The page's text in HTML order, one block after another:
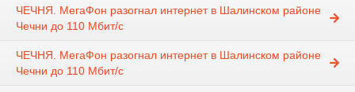
ЧЕЧНЯ. МегаФон разогнал интернет в Шалинском районе
Чечни до 110 Мбит/с
ЧЕЧНЯ. МегаФон разогнал интернет в Шалинском районе
Чечни до 110 Мбит/с